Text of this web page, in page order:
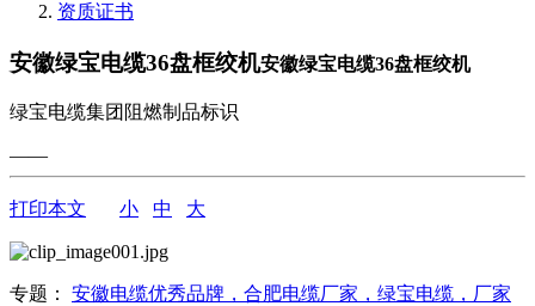
资质证书
安徽绿宝电缆36盘框绞机安徽绿宝电缆36盘框绞机
绿宝电缆集团阻燃制品标识
——
打印本文 小 中 大
专题： 安徽电缆优秀品牌，合肥电缆厂家，绿宝电缆，厂家